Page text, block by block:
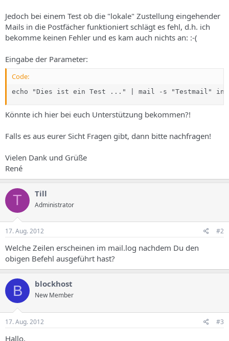
Jedoch bei einem Test ob die "lokale" Zustellung eingehender
Mails in die Postfächer funktioniert schlägt es fehl, d.h. ich
bekomme keinen Fehler und es kam auch nichts an: :-(
Eingabe der Parameter:
Code:
echo "Dies ist ein Test ..." | mail -s "Testmail"
Könnte ich hier bei euch Unterstützung bekommen?!
Falls es aus eurer Sicht Fragen gibt, dann bitte nachfragen!
Vielen Dank und Grüße
René
T Till
Administrator
17. Aug. 2012 #2
Welche Zeilen erscheinen im mail.log nachdem Du den
obigen Befehl ausgeführt hast?
B blockhost
New Member
17. Aug. 2012 #3
Hallo,